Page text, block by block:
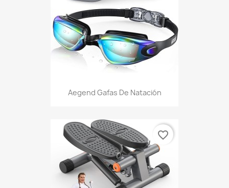
Aegend Gafas De Natación
favorite_border